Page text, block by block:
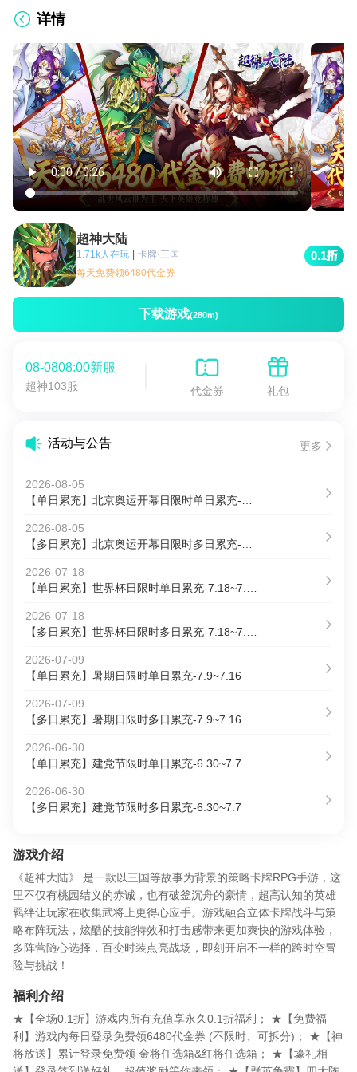
详情
超神大陆
1.71k人在玩 | 卡牌·三国
每天免费领6480代金券
0.1
下载游戏(280m)
08-0808:00新服
超神103服 代金券 礼包
活动与公告 更多
2026-08-05
2026-08-05
2026-07-18
2026-07-18
2026-07-09
【单日累充】暑期日限时单日累充-7.9~7.16
2026-07-09
【多日累充】暑期日限时多日累充-7.9~7.16
2026-06-30
【单日累充】建党节限时单日累充-6.30~7.7
2026-06-30
【多日累充】建党节限时多日累充-6.30~7.7
游戏介绍
《超神大陆》 是一款以三国等故事为背景的策略卡牌RPG手游，这
里不仅有桃园结义的赤诚，也有破釜沉舟的豪情，超高认知的英雄
羁绊让玩家在收集武将上更得心应手。游戏融合立体卡牌战斗与策
略布阵玩法，炫酷的技能特效和打击感带来更加爽快的游戏体验，
多阵营随心选择，百变时装点亮战场，即刻开启不一样的跨时空冒
险与挑战！
福利介绍
★【全场0.1折】游戏内所有充值享永久0.1折福利； ★【免费福
利】游戏内每日登录免费领6480代金券 (不限时、可拆分)； ★【神
将放送】累计登录免费领 金将任选箱&红将任选箱； ★【壕礼相